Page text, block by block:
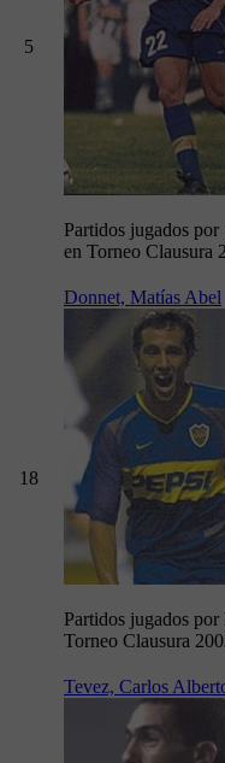
5
Partidos jugados
en Torneo Clausura
18
Donnet, Matías Abel
Partidos jugados
Torneo Clausura
Tevez, Carlos